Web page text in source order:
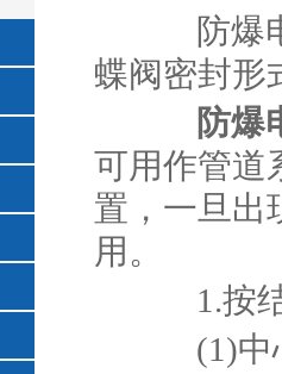
防爆电
蝶阀密封形
防爆
可用作管道
置，一旦出
用。
1.按结
(1)中